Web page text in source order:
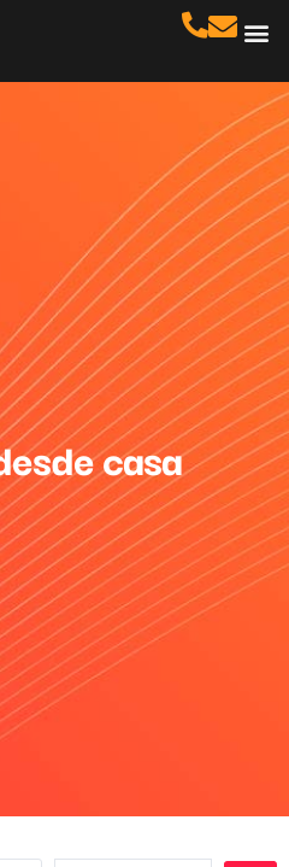
casa